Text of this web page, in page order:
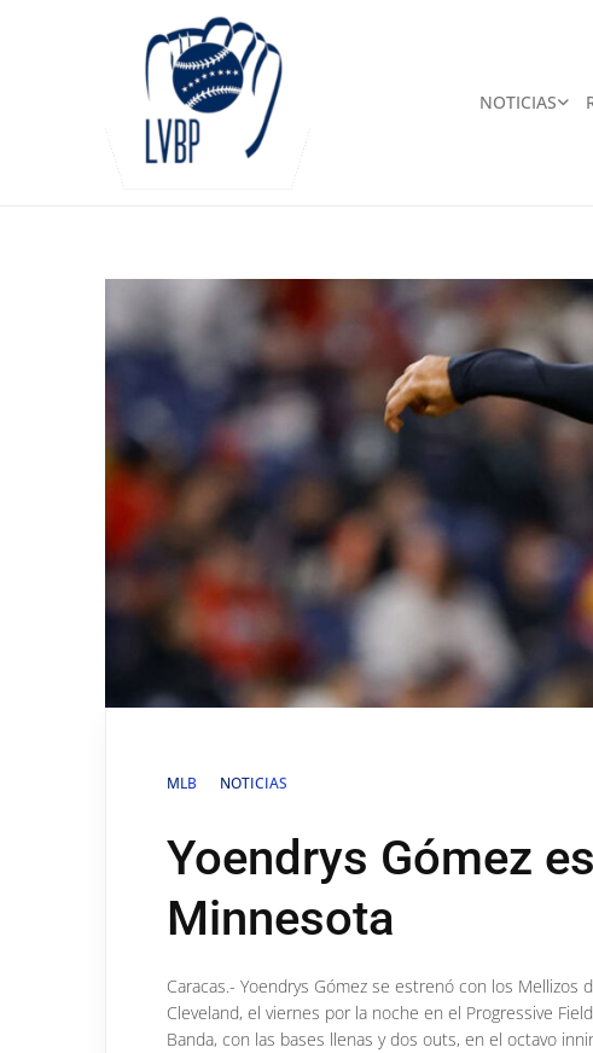
NOTICIAS
MLB NOTICIAS
Yoendrys Gómez
Minnesota
Caracas.- Yoendrys Gómez se estrenó con los
Cleveland, el viernes por la noche en el Progressive
Banda, con las bases llenas y dos outs, en el octavo